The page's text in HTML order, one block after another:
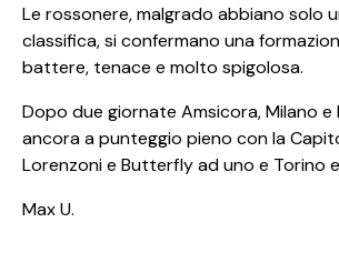
Le rossonere, malgrado abbiano solo
classifica, si confermano una
battere, tenace e molto spigolosa.
Dopo due giornate Amsicora, Milano e
ancora a punteggio pieno con la
Lorenzoni e Butterfly ad uno e Torino
Max U.